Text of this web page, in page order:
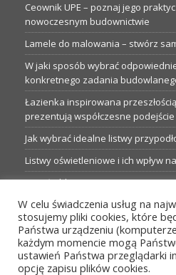
Ceownik UPE – poznaj jego
nowoczesnym budownictwie
Lamele do malowania – stwórz
W jaki sposób wybrać
konkretnego zadania
Łazienka inspirowana
prezentują współczesne
Jak wybrać idealne listwy
Listwy oświetleniowe i ich wpływ
Garaże blaszane: Nieocenione
Profesjonalne hurtownie dla
Proste metamorfozy aranżacji w
pomysłów
W celu świadczenia usług na
stosujemy pliki cookies, które
Państwa urządzeniu
każdym momencie mogą
ustawień Państwa przeglądarki
opcję zapisu plików cookies.